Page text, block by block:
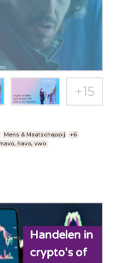
Mens & Maatschappij
+6
havo, vwo